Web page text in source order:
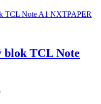
blok TCL Note